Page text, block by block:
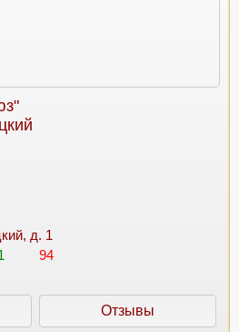
д. 1
94
Отзывы